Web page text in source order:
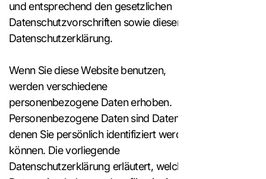
und entsprechend den gesetzlichen
Datenschutzvorschriften sowie dieser
Datenschutzerklärung.
Wenn Sie diese Website benutzen,
werden verschiedene
personenbezogene Daten erhoben.
Personenbezogene Daten sind Daten, mit
denen Sie persönlich identifiziert werden
können. Die vorliegende
Datenschutzerklärung erläutert, welche